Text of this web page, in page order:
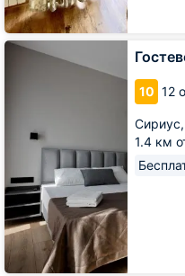
10 12
Сириус,
1.4 км
Гостевой